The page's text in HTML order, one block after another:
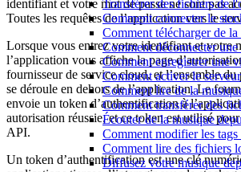
Transférer des fichiers de
Comment connecter le
Comment télécharger de
Comment déconnecter
Comment enregistrer une
Comment activer le
Comment lire de la
Comment transférer des
Écouter de la musique
Comment modifier les
Comment lire des fichiers
Diffusez votre musique
identifiant et votre mot de passe ne sont pas
Toutes les requêtes de l’application vers le
Lorsque vous entrez votre identifiant et votre
l’application vous affiche la page
fournisseur de service cloud, et l’ensemble du
se déroule en dehors de l’application. Le
envoie un token d’authentification à
autorisation réussie, et ce token est utilisé
API.
Un token d’authentification est une clé